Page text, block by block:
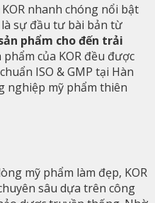
nhanh chóng nổi bật
sự đầu tư bài bản từ
phẩm cho đến trải
phẩm của KOR đều được
ISO & GMP tại Hàn
nghiệp mỹ phẩm thiên
mỹ phẩm làm đẹp, KOR
sâu dựa trên công